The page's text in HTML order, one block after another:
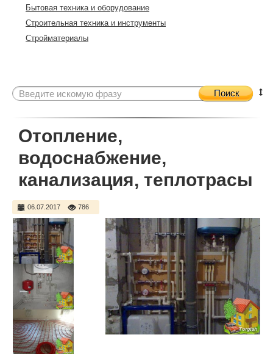
Бытовая техника и оборудование
Строительная техника и инструменты
Стройматериалы
Поиск
Отопление,
водоснабжение,
канализация, теплотрасы
06.07.2017 786